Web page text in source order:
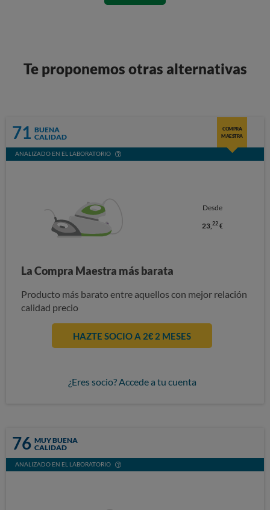
Te proponemos otras alternativas
71 BUENA
CALIDAD
COMPRA
MAESTRA
ANALIZADO EN EL LABORATORIO
Desde
23, 22€
La Compra Maestra más barata
Producto más barato entre aquellos con mejor relación
calidad precio
HAZTE SOCIO A 2€ 2 MESES
¿Eres socio? Accede a tu cuenta
76 MUY BUENA
CALIDAD
ANALIZADO EN EL LABORATORIO